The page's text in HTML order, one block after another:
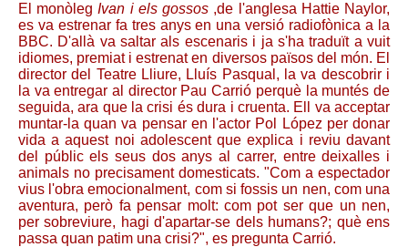
El monòlegIvan i els gossos ,de l'anglesa Hattie Naylor,
es va estrenar fa tres anys en una versió radiofònica a la
BBC. D'allà va saltar als escenaris i ja s'ha traduït a vuit
idiomes, premiat i estrenat en diversos països del món. El
director del Teatre Lliure, Lluís Pasqual, la va descobrir i
la va entregar al director Pau Carrió perquè la muntés de
seguida, ara que la crisi és dura i cruenta. Ell va acceptar
muntar-la quan va pensar en l'actor Pol López per donar
vida a aquest noi adolescent que explica i reviu davant
del públic els seus dos anys al carrer, entre deixalles i
animals no precisament domesticats. "Com a espectador
vius l'obra emocionalment, com si fossis un nen, com una
aventura, però fa pensar molt: com pot ser que un nen,
per sobreviure, hagi d'apartar-se dels humans?; què ens
passa quan patim una crisi?", es pregunta Carrió.